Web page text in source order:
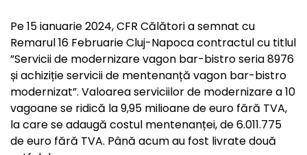
Pe 15 ianuarie 2024, CFR Călători a semnat cu
Remarul 16 Februarie Cluj-Napoca contractul cu titlul
”Servicii de modernizare vagon bar-bistro seria 8976
și achiziție servicii de mentenanță vagon bar-bistro
modernizat”. Valoarea serviciilor de modernizare a 10
vagoane se ridică la 9,95 milioane de euro fără TVA,
la care se adaugă costul mentenanței, de 6.011.775
de euro fără TVA. Până acum au fost livrate două